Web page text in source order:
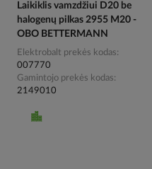
Laikiklis vamzdžiui D20 be
halogenų pilkas 2955 M20 -
OBO BETTERMANN
Elektrobalt prekės kodas
007770
Gamintojo prekės kodas
2149010